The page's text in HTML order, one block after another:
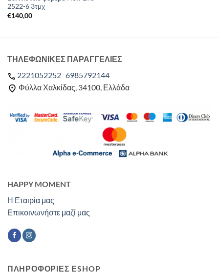
2522-6 3τμχ
€140,00
HAPPY MOMENT
Η Εταιρία μας
Επικοινωνήστε μαζί μας
ΠΛΗΡΟΦΟΡΙΕΣ ΕSHOP
ΤΗΛΕΦΩΝΙΚΕΣ ΠΑΡΑΓΓΕΛΙΕΣ
2221052252 6985792144
Φύλλα Χαλκίδας, 34100, Ελλάδα